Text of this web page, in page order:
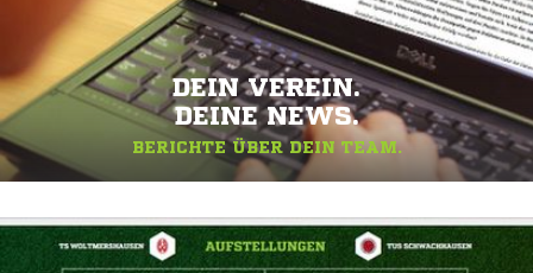
DEIN VEREIN.
DEINE NEWS.
BERICHTE ÜBER DEIN TEAM.